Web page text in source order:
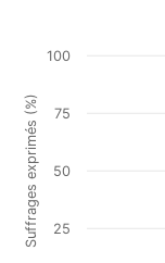
Suffrages exprimés (%) 25
50
75
100